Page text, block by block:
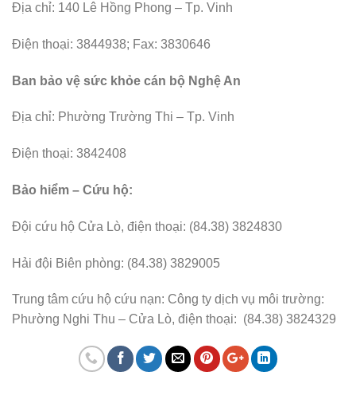
Địa chỉ: 140 Lê Hồng Phong – Tp. Vinh
Điện thoại: 3844938; Fax: 3830646
Ban bảo vệ sức khỏe cán bộ Nghệ An
Địa chỉ: Phường Trường Thi – Tp. Vinh
Điện thoại: 3842408
Bảo hiểm – Cứu hộ:
Đội cứu hộ Cửa Lò, điện thoại: (84.38) 3824830
Hải đội Biên phòng: (84.38) 3829005
Trung tâm cứu hộ cứu nạn: Công ty dịch vụ môi trường:
Phường Nghi Thu – Cửa Lò, điện thoại: (84.38) 3824329